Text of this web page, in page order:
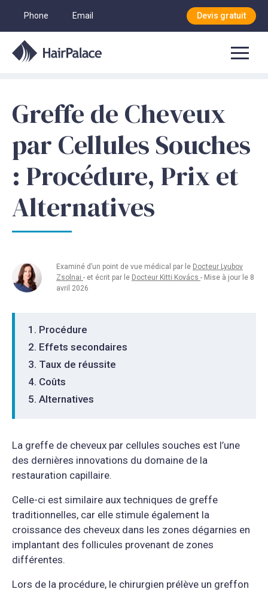
Phone Email Devis gratuit
Greffe de Cheveux
par Cellules Souches
: Procédure, Prix et
Alternatives
Examiné d’un point de vue médical par le Docteur Lyubov
Zsolnai - et écrit par le Docteur Kitti Kovács - Mise à jour le 8
avril 2026
Procédure
Effets secondaires
Taux de réussite
Coûts
Alternatives
La greffe de cheveux par cellules souches est l’une
des dernières innovations du domaine de la
restauration capillaire.
Celle-ci est similaire aux techniques de greffe
traditionnelles, car elle stimule également la
croissance des cheveux dans les zones dégarnies en
implantant des follicules provenant de zones
différentes.
Lors de la procédure, le chirurgien prélève un greffon